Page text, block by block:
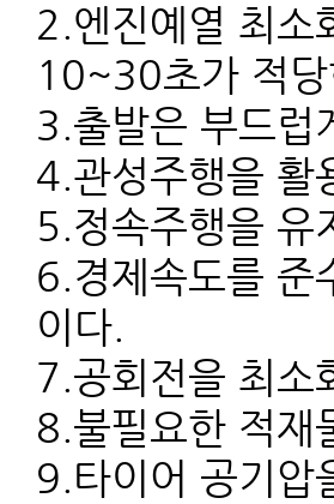
2.엔진예열 최소
10~30초가 적당
3.출발은 부드
4.관성주행을 활
5.정속주행을 유
6.경제속도를
이다.
7.공회전을 최소
8.불필요한 적재
9.타이어 공기압